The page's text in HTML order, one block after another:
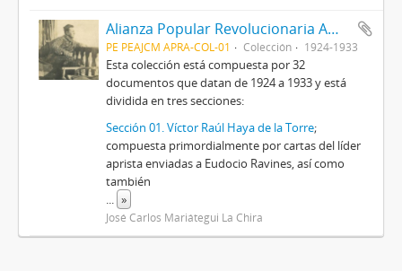
Alianza Popular Revolucionaria Americana-APRA (Colección)
PE PEAJCM APRA-COL-01 Colección 1924-1933
Esta colección está compuesta por 32
documentos que datan de 1924 a 1933 y está
dividida en tres secciones:
Sección 01. Víctor Raúl Haya de la Torre;
compuesta primordialmente por cartas del líder
aprista enviadas a Eudocio Ravines, así como
también
... »
José Carlos Mariátegui La Chira